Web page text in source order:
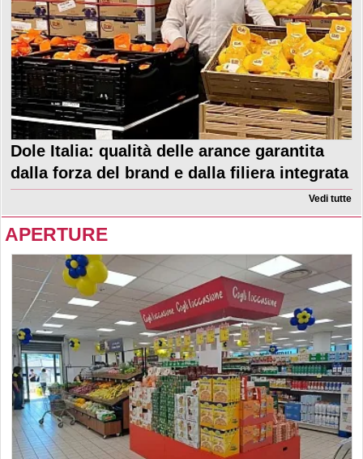
Dole Italia: qualità delle arance garantita
dalla forza del brand e dalla filiera integrata
Vedi tutte
APERTURE